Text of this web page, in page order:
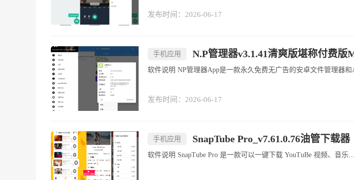
发布时间：2026-06-17
手机应用 N.P管理器v3.1.41清爽版堪称付费版
软件说明 NP管理器App是一款永久免费无广告的安卓文件管理
发布时间：2026-06-17
手机应用 SnapTube Pro_v7.61.0.76油管下载器
软件说明 SnapTube Pro 是一款可以一键下载 YouTuBe 视频、音乐...